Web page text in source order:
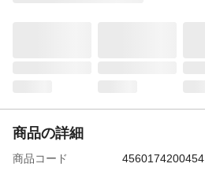
商品の詳細
商品コード
4560174200454